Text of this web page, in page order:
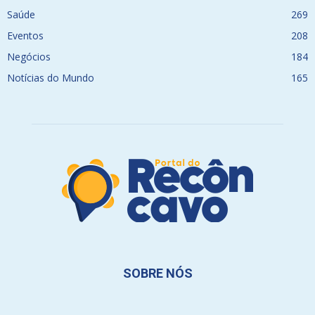
Saúde
269
Eventos
208
Negócios
184
Notícias do Mundo
165
SOBRE NÓS